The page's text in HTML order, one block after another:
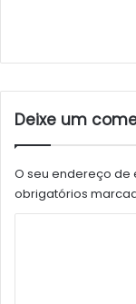
Deixe um
O seu endereço de
obrigatórios